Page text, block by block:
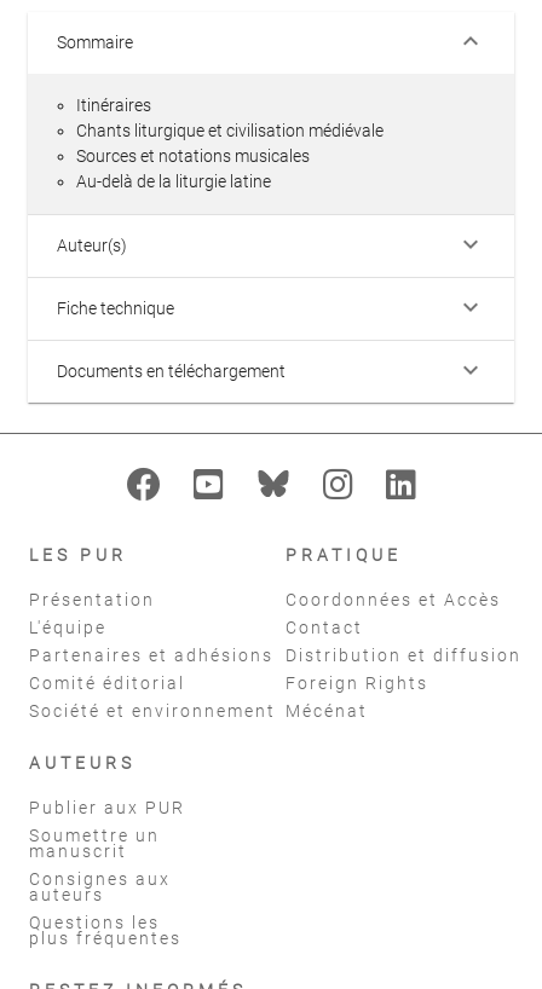
Sommaire keyboard_arrow_down
Itinéraires
Chants liturgique et civilisation médiévale
Sources et notations musicales
Au-delà de la liturgie latine
Auteur(s) keyboard_arrow_down
Fiche technique keyboard_arrow_down
Documents en téléchargement keyboard_arrow_down
LES PUR
Présentation
L'équipe
Partenaires et adhésions
Comité éditorial
Société et environnement
PRATIQUE
Coordonnées et Accès
Contact
Distribution et diffusion
Foreign Rights
Mécénat
AUTEURS
Publier aux PUR
Soumettre un
manuscrit
Consignes aux
auteurs
Questions les
plus fréquentes